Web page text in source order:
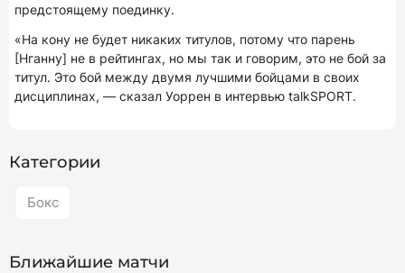
предстоящему поединку.
«На кону не будет никаких титулов, потому что парень
[Нганну] не в рейтингах, но мы так и говорим, это не бой за
титул. Это бой между двумя лучшими бойцами в своих
дисциплинах, — сказал Уоррен в интервью talkSPORT.
Категории
Бокс
Ближайшие матчи